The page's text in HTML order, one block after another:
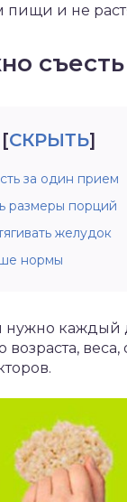
пищи и не
[СКРЫТЬ]
за один прием
размеры порций
желудок
нормы
нужно каждый
возраста,